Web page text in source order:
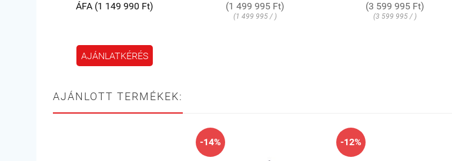
ÁFA (1 149 990 Ft)
AJÁNLATKÉRÉS
(1 499 995 Ft)
(1 499 995 / )
(3 599 995 Ft)
(3 599 995 / )
AJÁNLOTT TERMÉKEK:
-14% -12%